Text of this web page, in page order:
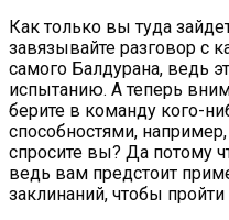
Как только вы туда
завязывайте разговор с
самого Балдурана, ведь
испытанию. А теперь
берите в команду кого-
способностями,
спросите вы? Да потому
ведь вам предстоит
заклинаний, чтобы